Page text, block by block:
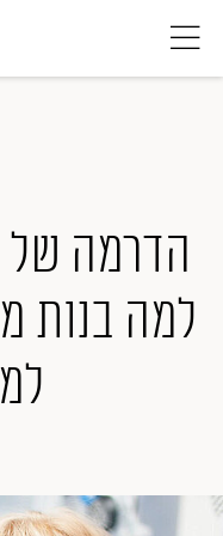
הדרמה של
למה בנות